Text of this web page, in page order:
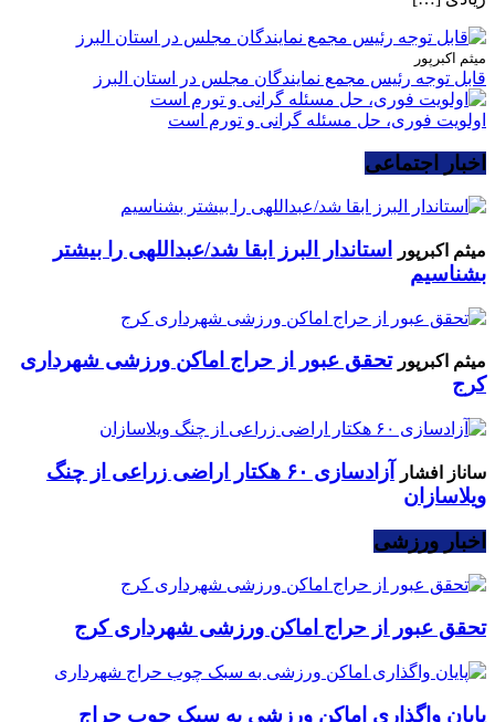
میثم اکبرپور
قابل توجه رئیس مجمع نمایندگان مجلس در استان البرز
اولویت فوری، حل مسئله گرانی و تورم است
اخبار اجتماعی
میثم اکبرپور
استاندار البرز ابقا شد/عبداللهی را بیشتر
بشناسیم
میثم اکبرپور تحقق عبور از حراج اماکن ورزشی شهرداری
کرج
ساناز افشار
آزادسازی ۶۰ هکتار اراضی زراعی از چنگ
ویلاسازان
اخبار ورزشی
تحقق عبور از حراج اماکن ورزشی شهرداری کرج
پایان واگذاری اماکن ورزشی به سبک چوب حراج